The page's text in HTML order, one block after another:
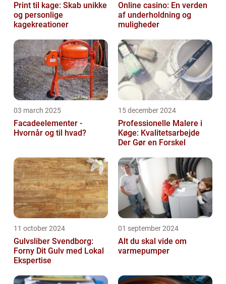
Print til kage: Skab unikke
og personlige
kagekreationer
Online casino: En verden
af underholdning og
muligheder
03 march 2025
Facadeelementer -
Hvornår og til hvad?
15 december 2024
Professionelle Malere i
Køge: Kvalitetsarbejde
Der Gør en Forskel
11 october 2024
Gulvsliber Svendborg:
Forny Dit Gulv med Lokal
Ekspertise
01 september 2024
Alt du skal vide om
varmepumper